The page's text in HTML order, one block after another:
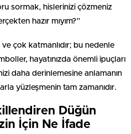
sormak, hislerinizi çözmeniz
hazır mıyım?”
çok katmanlıdır; bu nedenle
hayatınızda önemli ipuçları
daha derinlemesine anlamanın
yüzleşmenin tam zamanıdır.
Düğün
İçin Ne İfade